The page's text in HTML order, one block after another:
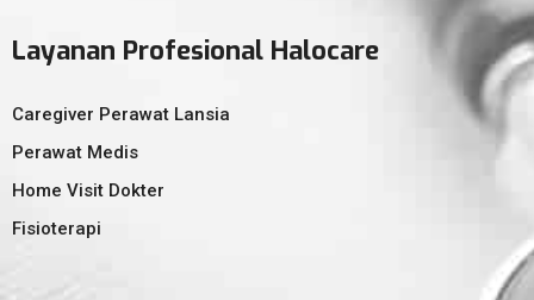
Layanan Profesional Halocare
Caregiver Perawat Lansia
Perawat Medis
Home Visit Dokter
Fisioterapi